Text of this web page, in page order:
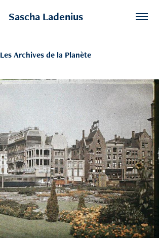
Sascha Ladenius
Les Archives de la Planète